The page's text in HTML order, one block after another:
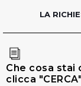
LA
Che cosa stai
clicca "CERCA"